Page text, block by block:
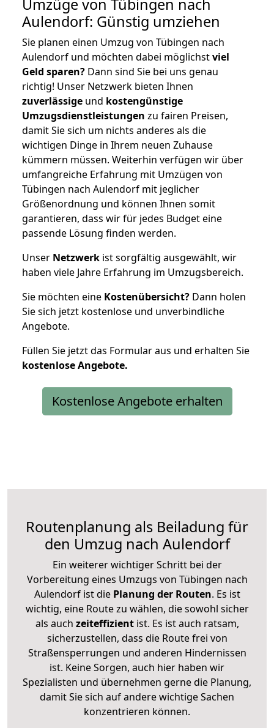
Umzüge von Tübingen nach
Aulendorf: Günstig umziehen
Sie planen einen Umzug von Tübingen nach
Aulendorf und möchten dabei möglichstviel
Geld sparen? Dann sind Sie bei uns genau
richtig! Unser Netzwerk bieten Ihnen
zuverlässige und kostengünstige
Umzugsdienstleistungen zu fairen Preisen,
damit Sie sich um nichts anderes als die
wichtigen Dinge in Ihrem neuen Zuhause
kümmern müssen. Weiterhin verfügen wir über
umfangreiche Erfahrung mit Umzügen von
Tübingen nach Aulendorf mit jeglicher
Größenordnung und können Ihnen somit
garantieren, dass wir für jedes Budget eine
passende Lösung finden werden.
Unser Netzwerk ist sorgfältig ausgewählt, wir
haben viele Jahre Erfahrung im Umzugsbereich.
Sie möchten eine Kostenübersicht? Dann holen
Sie sich jetzt kostenlose und unverbindliche
Angebote.
Füllen Sie jetzt das Formular aus und erhalten Sie
kostenloseAngebote.
Kostenlose Angebote erhalten
Routenplanung als Beiladung für
den Umzug nach Aulendorf
Ein weiterer wichtiger Schritt bei der
Vorbereitung eines Umzugs von Tübingen nach
Aulendorf ist diePlanung der Routen. Es ist
wichtig, eine Route zu wählen, die sowohl sicher
als auch zeiteffizientist. Es ist auch ratsam,
sicherzustellen, dass die Route frei von
Straßensperrungen und anderen Hindernissen
ist. Keine Sorgen, auch hier haben wir
Spezialisten und übernehmen gerne die Planung,
damit Sie sich auf andere wichtige Sachen
konzentrieren können.